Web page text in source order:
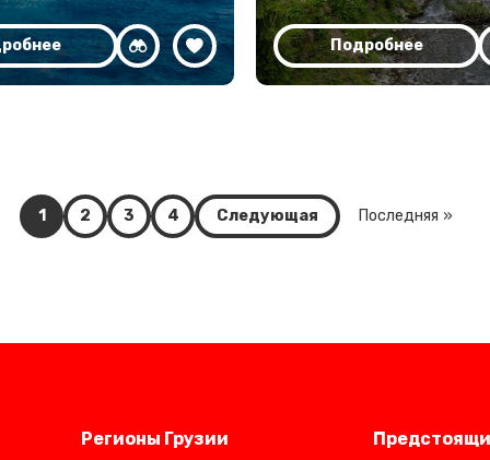
Подробнее
1 2 3 4 Следующая Последняя »
Регионы Грузии